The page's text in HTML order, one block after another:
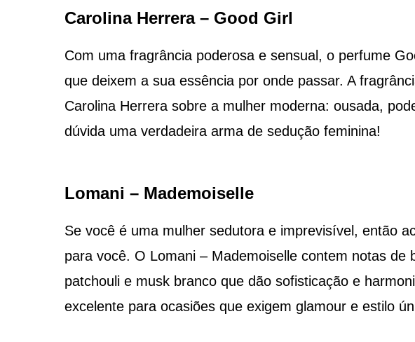
Carolina Herrera – Good Girl
Com uma fragrância poderosa e sensual, o perfume
que deixem a sua essência por onde passar. A
Carolina Herrera sobre a mulher moderna: ousada,
dúvida uma verdadeira arma de sedução feminina!
Lomani – Mademoiselle
Se você é uma mulher sedutora e imprevisível, então
para você. O Lomani – Mademoiselle contem notas de
patchouli e musk branco que dão sofisticação e
excelente para ocasiões que exigem glamour e estilo